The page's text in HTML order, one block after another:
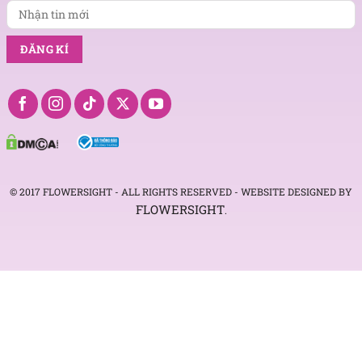
FlowerSight cung cấp dịch vụ cổng hoa cưới trọn gói
4. Lý do nên chọn dịch vụ làm cổng cưới hoa
hồng của FlowerSight
nghiệm, đặc biệt là đơn vị có uy tín từ lâu trong
© 2017 FLOWERSIGHT - ALL RIGHTS RESERVED - WEBSITE DESIGNED BY
FLOWERSIGHT.